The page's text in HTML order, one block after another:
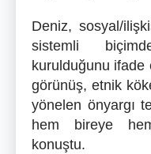
Deniz, sosyal/
sistemli
kurulduğunu ifade
görünüş, etnik
yönelen önyargı
hem bireye
konuştu.